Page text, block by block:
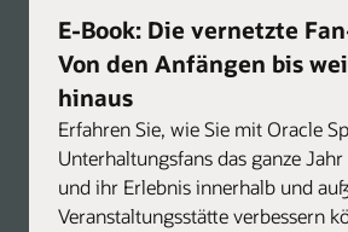
E-Book: Die vernetzte
Von den Anfängen bis
hinaus
Erfahren Sie, wie Sie mit Oracle
Unterhaltungsfans das ganze
und ihr Erlebnis innerhalb und
Veranstaltungsstätte verbessern